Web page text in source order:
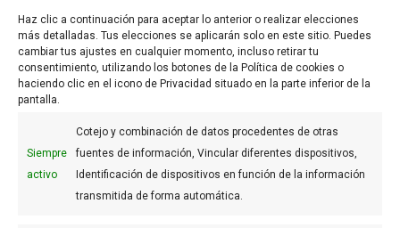
Haz clic a continuación para aceptar lo anterior o realizar elecciones
más detalladas. Tus elecciones se aplicarán solo en este sitio. Puedes
cambiar tus ajustes en cualquier momento, incluso retirar tu
consentimiento, utilizando los botones de la Política de cookies o
haciendo clic en el icono de Privacidad situado en la parte inferior de la
pantalla.
Siempre
activo
Cotejo y combinación de datos procedentes de otras
fuentes de información, Vincular diferentes dispositivos,
Identificación de dispositivos en función de la información
transmitida de forma automática.
More